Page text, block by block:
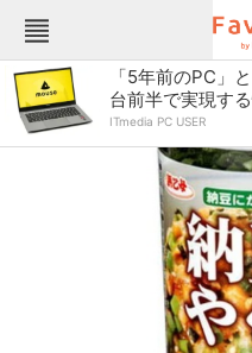
Fav-Logカテゴリー一覧
TOP
インテリア・収納
「5年前のPC」
台前半で実現す
ITmedia PC USER